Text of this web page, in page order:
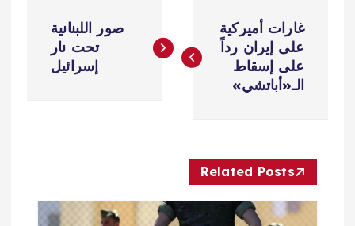
ص
غارات أميركية
على إيران رداً
على إسقاط
الـ«أباتشي»
صور اللبنانية
تحت نار
إسرائيل
Related Posts